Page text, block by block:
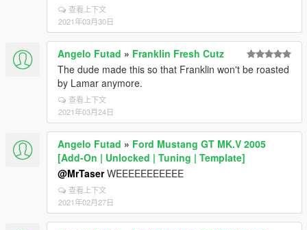
查看上下文
2021年03月30日
Angelo Futad » Franklin Fresh Cutz
The dude made this so that Franklin won't be roasted
by Lamar anymore.
查看上下文
2021年03月24日
Angelo Futad » Ford Mustang GT MK.V 2005
[Add-On | Unlocked | Tuning | Template]
@MrTaserWEEEEEEEEEEE
查看上下文
2021年02月27日